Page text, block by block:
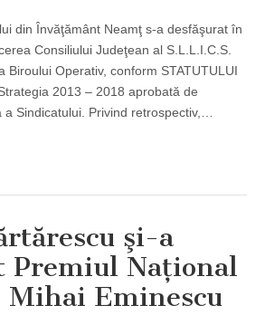
din Învăţământ Neamţ s-a desfăşurat în
Consiliului Judeţean al S.L.L.I.C.S.
Biroului Operativ, conform STATUTULUI
2013 – 2018 aprobată de
a Sindicatului. Privind retrospectiv,…
şi-a
Premiul Naţional
Mihai Eminescu